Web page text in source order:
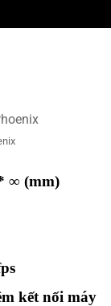
∞ (mm)
kết nối máy